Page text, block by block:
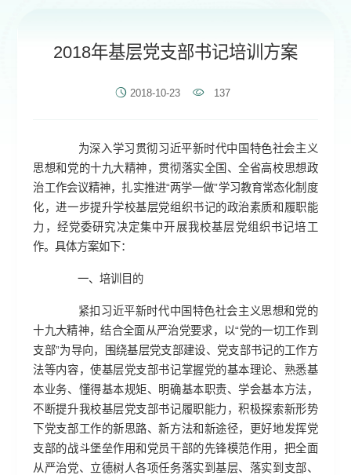
2018年基层党支部书记培训方案
2018-10-23 137
为深入学习贯彻习近平新时代中国特色社会主义
思想和党的十九大精神，贯彻落实全国、全省高校思想政
治工作会议精神，扎实推进“两学一做”学习教育常态化制度
化，进一步提升学校基层党组织书记的政治素质和履职能
力，经党委研究决定集中开展我校基层党组织书记培工
作。具体方案如下：
一、培训目的
紧扣习近平新时代中国特色社会主义思想和党的
十九大精神，结合全面从严治党要求，以“党的一切工作到
支部”为导向，围绕基层党支部建设、党支部书记的工作方
法等内容，使基层党支部书记掌握党的基本理论、熟悉基
本业务、懂得基本规矩、明确基本职责、学会基本方法，
不断提升我校基层党支部书记履职能力，积极探索新形势
下党支部工作的新思路、新方法和新途径，更好地发挥党
支部的战斗堡垒作用和党员干部的先锋模范作用，把全面
从严治党、立德树人各项任务落实到基层、落实到支部、